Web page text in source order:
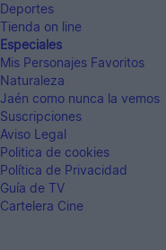
Deportes
Tienda on line
Especiales
Mis Personajes Favoritos
Naturaleza
Jaén como nunca la vemos
Suscripciones
Aviso Legal
Politica de cookies
Política de Privacidad
Guía de TV
Cartelera Cine